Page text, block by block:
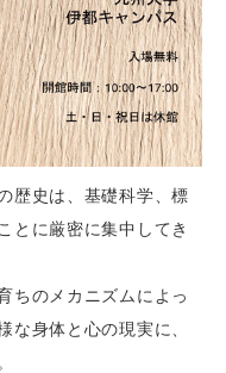
歴史は、基礎科学、標
とに厳密に集中してき
ちのメカニズムによっ
な身体と心の現実に、